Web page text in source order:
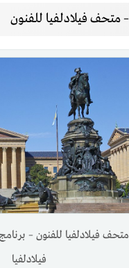
متحف فيلادلفيا للفنون –
فيلادلفيا